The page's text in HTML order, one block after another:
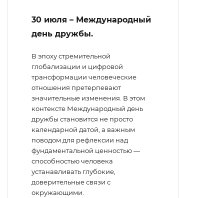
30 июля – Международный
день дружбы.
В эпоху стремительной
глобализации и цифровой
трансформации человеческие
отношения претерпевают
значительные изменения. В этом
контексте Международный день
дружбы становится не просто
календарной датой, а важным
поводом для рефлексии над
фундаментальной ценностью —
способностью человека
устанавливать глубокие,
доверительные связи с
окружающими.